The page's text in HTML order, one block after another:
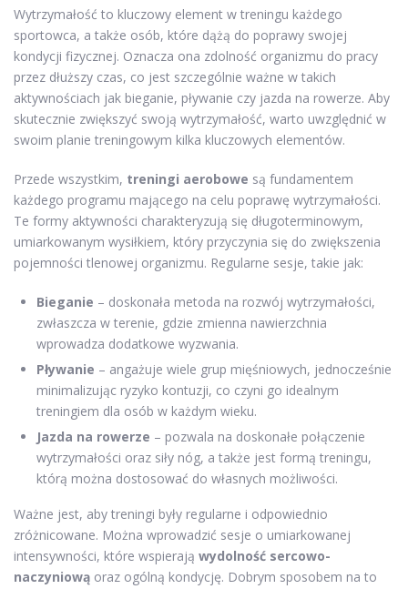
Wytrzymałość to kluczowy element w treningu każdego
sportowca, a także osób, które dążą do poprawy swojej
kondycji fizycznej. Oznacza ona zdolność organizmu do pracy
przez dłuższy czas, co jest szczególnie ważne w takich
aktywnościach jak bieganie, pływanie czy jazda na rowerze. Aby
skutecznie zwiększyć swoją wytrzymałość, warto uwzględnić w
swoim planie treningowym kilka kluczowych elementów.
Przede wszystkim, treningi aerobowe są fundamentem
każdego programu mającego na celu poprawę wytrzymałości.
Te formy aktywności charakteryzują się długoterminowym,
umiarkowanym wysiłkiem, który przyczynia się do zwiększenia
pojemności tlenowej organizmu. Regularne sesje, takie jak:
Bieganie – doskonała metoda na rozwój wytrzymałości,
zwłaszcza w terenie, gdzie zmienna nawierzchnia
wprowadza dodatkowe wyzwania.
Pływanie – angażuje wiele grup mięśniowych, jednocześnie
minimalizując ryzyko kontuzji, co czyni go idealnym
treningiem dla osób w każdym wieku.
Jazda na rowerze – pozwala na doskonałe połączenie
wytrzymałości oraz siły nóg, a także jest formą treningu,
którą można dostosować do własnych możliwości.
Ważne jest, aby treningi były regularne i odpowiednio
zróżnicowane. Można wprowadzić sesje o umiarkowanej
intensywności, które wspierają wydolność sercowo-
naczyniową oraz ogólną kondycję. Dobrym sposobem na to